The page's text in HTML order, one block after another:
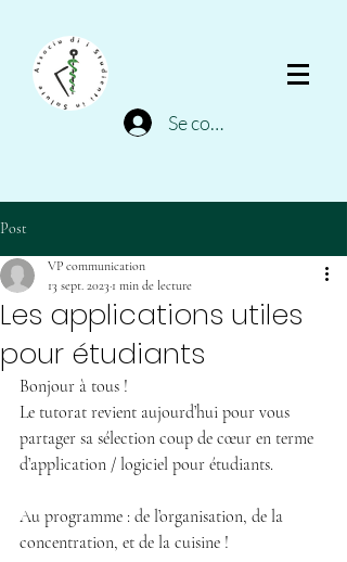
Se connecter
Post
Les applications utiles
pour étudiants
VP communication
13 sept. 2023 1 min de lecture
Bonjour à tous !
Le tutorat revient aujourd’hui pour vous
partager sa sélection coup de cœur en terme
d’application / logiciel pour étudiants.
Au programme : de l’organisation, de la
concentration, et de la cuisine !